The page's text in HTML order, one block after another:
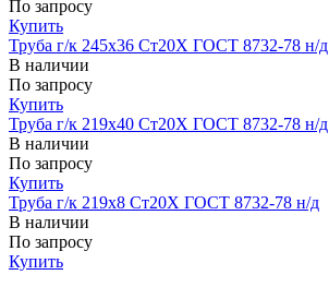
По запросу
Купить
Труба г/к 245х36 Ст20Х ГОСТ 8732-78 н/д
В наличии
По запросу
Купить
Труба г/к 219х40 Ст20Х ГОСТ 8732-78 н/д
В наличии
По запросу
Купить
Труба г/к 219х8 Ст20Х ГОСТ 8732-78 н/д
В наличии
По запросу
Купить